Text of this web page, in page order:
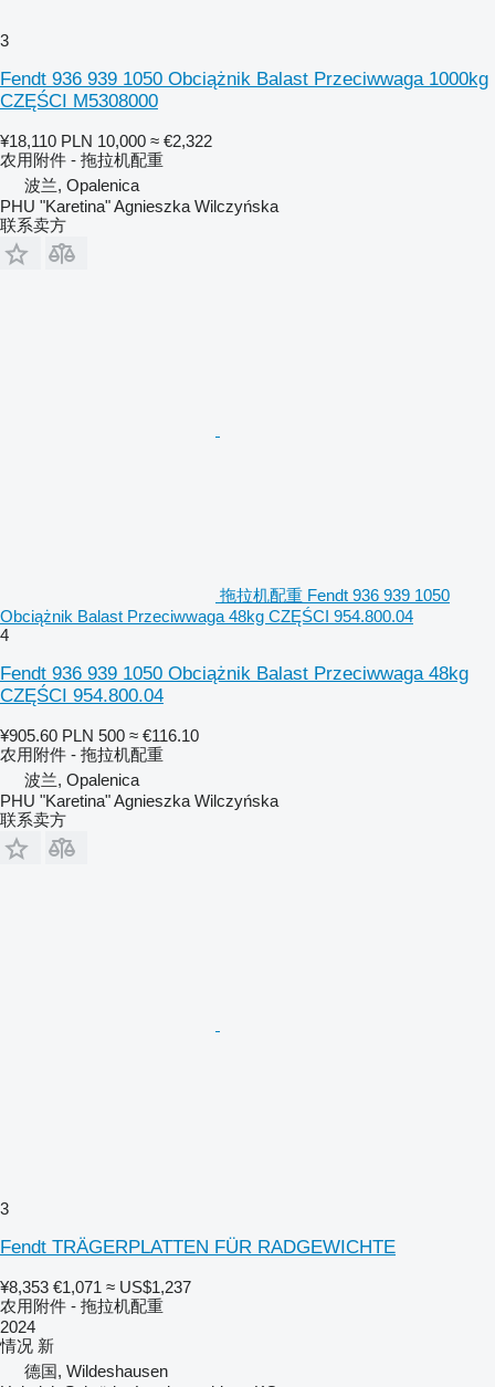
3
Fendt 936 939 1050 Obciążnik Balast Przeciwwaga 1000kg
CZĘŚCI M5308000
¥18,110 PLN 10,000 ≈ €2,322
农用附件 - 拖拉机配重
波兰, Opalenica
PHU "Karetina" Agnieszka Wilczyńska
联系卖方
拖拉机配重 Fendt 936 939 1050
Obciążnik Balast Przeciwwaga 48kg CZĘŚCI 954.800.04
4
Fendt 936 939 1050 Obciążnik Balast Przeciwwaga 48kg
CZĘŚCI 954.800.04
¥905.60 PLN 500 ≈ €116.10
农用附件 - 拖拉机配重
波兰, Opalenica
PHU "Karetina" Agnieszka Wilczyńska
联系卖方
3
Fendt TRÄGERPLATTEN FÜR RADGEWICHTE
¥8,353 €1,071 ≈ US$1,237
农用附件 - 拖拉机配重
2024
情况 新
德国, Wildeshausen